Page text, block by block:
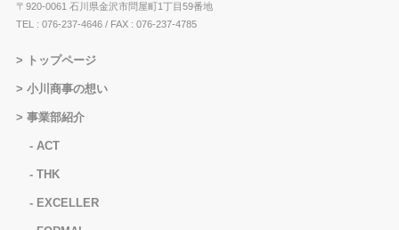
〒920-0061 石川県金沢市問屋町1丁目59番地
TEL : 076-237-4646/ FAX : 076-237-4785
トップページ
小川商事の想い
事業部紹介
ACT
THK
EXCELLER